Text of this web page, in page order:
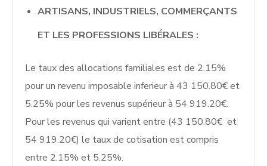
ARTISANS, INDUSTRIELS, COMMERÇANTS
ET LES PROFESSIONS LIBÉRALES :
Le taux des allocations familiales est de 2.15%
pour un revenu imposable inferieur à 43 150.80€ et
5.25% pour les revenus supérieur à 54 919.20€.
Pour les revenus qui varient entre (43 150.80€ et
54 919.20€) le taux de cotisation est compris
entre 2.15% et 5.25%.